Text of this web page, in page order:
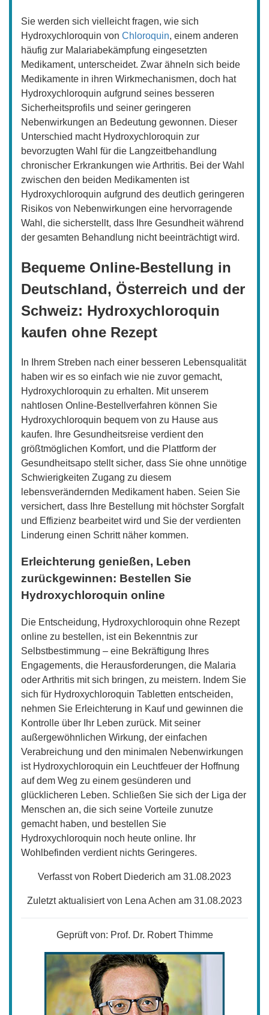
Sie werden sich vielleicht fragen, wie sich
Hydroxychloroquin von Chloroquin, einem anderen
häufig zur Malariabekämpfung eingesetzten
Medikament, unterscheidet. Zwar ähneln sich beide
Medikamente in ihren Wirkmechanismen, doch hat
Hydroxychloroquin aufgrund seines besseren
Sicherheitsprofils und seiner geringeren
Nebenwirkungen an Bedeutung gewonnen. Dieser
Unterschied macht Hydroxychloroquin zur
bevorzugten Wahl für die Langzeitbehandlung
chronischer Erkrankungen wie Arthritis. Bei der Wahl
zwischen den beiden Medikamenten ist
Hydroxychloroquin aufgrund des deutlich geringeren
Risikos von Nebenwirkungen eine hervorragende
Wahl, die sicherstellt, dass Ihre Gesundheit während
der gesamten Behandlung nicht beeinträchtigt wird.
Bequeme Online-Bestellung in
Deutschland, Österreich und der
Schweiz: Hydroxychloroquin
kaufen ohne Rezept
In Ihrem Streben nach einer besseren Lebensqualität
haben wir es so einfach wie nie zuvor gemacht,
Hydroxychloroquin zu erhalten. Mit unserem
nahtlosen Online-Bestellverfahren können Sie
Hydroxychloroquin bequem von zu Hause aus
kaufen. Ihre Gesundheitsreise verdient den
größtmöglichen Komfort, und die Plattform der
Gesundheitsapo stellt sicher, dass Sie ohne unnötige
Schwierigkeiten Zugang zu diesem
lebensverändernden Medikament haben. Seien Sie
versichert, dass Ihre Bestellung mit höchster Sorgfalt
und Effizienz bearbeitet wird und Sie der verdienten
Linderung einen Schritt näher kommen.
Erleichterung genießen, Leben
zurückgewinnen: Bestellen Sie
Hydroxychloroquin online
Die Entscheidung, Hydroxychloroquin ohne Rezept
online zu bestellen, ist ein Bekenntnis zur
Selbstbestimmung – eine Bekräftigung Ihres
Engagements, die Herausforderungen, die Malaria
oder Arthritis mit sich bringen, zu meistern. Indem Sie
sich für Hydroxychloroquin Tabletten entscheiden,
nehmen Sie Erleichterung in Kauf und gewinnen die
Kontrolle über Ihr Leben zurück. Mit seiner
außergewöhnlichen Wirkung, der einfachen
Verabreichung und den minimalen Nebenwirkungen
ist Hydroxychloroquin ein Leuchtfeuer der Hoffnung
auf dem Weg zu einem gesünderen und
glücklicheren Leben. Schließen Sie sich der Liga der
Menschen an, die sich seine Vorteile zunutze
gemacht haben, und bestellen Sie
Hydroxychloroquin noch heute online. Ihr
Wohlbefinden verdient nichts Geringeres.
Verfasst von Robert Diederich am 31.08.2023
Zuletzt aktualisiert von Lena Achen am 31.08.2023
Geprüft von: Prof. Dr. Robert Thimme